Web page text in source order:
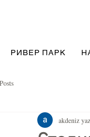
РИВЕР ПАРК
akdeniz